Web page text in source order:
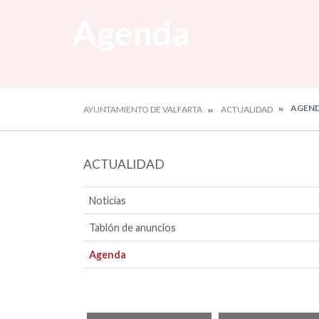
AYUNTAMIENTO DE VALFARTA ACTUALIDAD
ACTUALIDAD
Noticias
Tablón de anuncios
Agenda